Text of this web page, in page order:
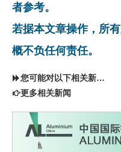
者参考。
若据本文章操作，所
概不负任何责任。
您可能对以下相关新闻同样感兴趣
更多相关新闻